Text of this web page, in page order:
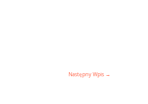
Następny Wpis →